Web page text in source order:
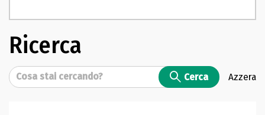
Ricerca
Cerca Cerca Azzera